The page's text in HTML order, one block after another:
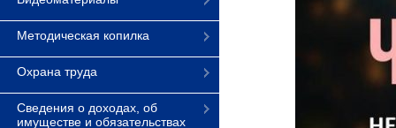
Методическая копилка
Охрана труда
Сведения о доходах, об
имуществе и обязательствах